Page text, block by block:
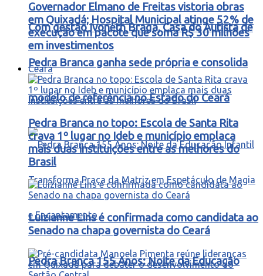
Com gestão Ivoneth Braga, Casa do Autista de
Pedra Branca ganha sede própria e consolida
modelo de referência no Estado do Ceará
Pedra Branca 155 Anos: Noite da Educação
Governador Elmano de Freitas vistoria obras
em Quixadá; Hospital Municipal atinge 52% de
execução em pacote que soma R$ 30 milhões
em investimentos
Ceará
Pedra Branca no topo: Escola de Santa Rita
crava 1º lugar no Ideb e município emplaca
mais duas instituições entre as melhores do
Brasil
Luizianne Lins é confirmada como candidata ao
Senado na chapa governista do Ceará